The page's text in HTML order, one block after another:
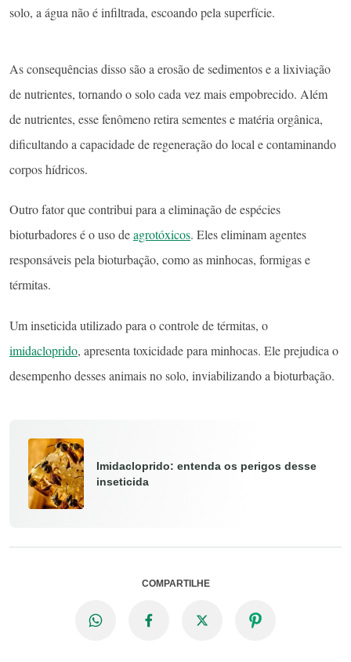
solo, a água não é infiltrada, escoando pela superfície.
As consequências disso são a erosão de sedimentos e a lixiviação
de nutrientes, tornando o solo cada vez mais empobrecido. Além
de nutrientes, esse fenômeno retira sementes e matéria orgânica,
dificultando a capacidade de regeneração do local e contaminando
corpos hídricos.
Outro fator que contribui para a eliminação de espécies
bioturbadores é o uso deagrotóxicos. Eles eliminam agentes
responsáveis pela bioturbação, como as minhocas, formigas e
térmitas.
Um inseticida utilizado para o controle de térmitas, o
imidacloprido, apresenta toxicidade para minhocas. Ele prejudica o
desempenho desses animais no solo, inviabilizando a bioturbação.
Imidacloprido: entenda os perigos desse
inseticida
COMPARTILHE